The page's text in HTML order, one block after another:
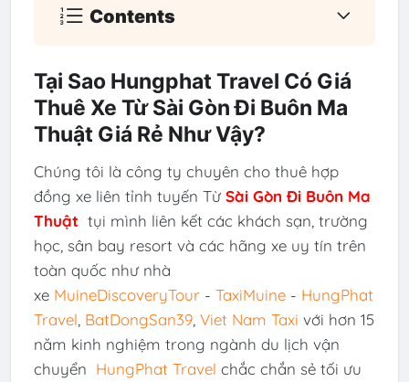
Contents
Tại Sao Hungphat Travel Có Giá
Thuê Xe Từ Sài Gòn Đi Buôn Ma
Thuật Giá Rẻ Như Vậy?
Chúng tôi là công ty chuyên cho thuê hợp
đồng xe liên tỉnh tuyến TừSài Gòn Đi Buôn Ma
Thuật tụi mình liên kết các khách sạn, trường
học, sân bay resort và các hãng xe uy tín trên
toàn quốc như nhà
xe MuineDiscoveryTour- TaxiMuine- HungPhat
Travel BatDongSan39, Viet Nam Taxi với hơn 15
năm kinh nghiệm trong ngành du lịch vận
chuyển HungPhat Travel chắc chắn sẻ tối ưu